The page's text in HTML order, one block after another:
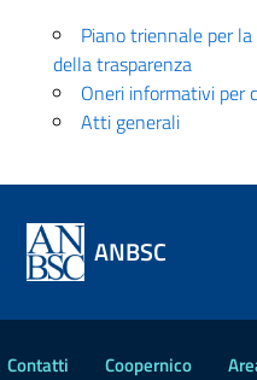
Piano triennale per
della trasparenza
Oneri informativi per
Atti generali
ANBSC
Contatti Coopernico